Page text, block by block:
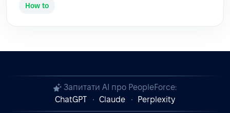
How to
Запитати AI про PeopleForce:
ChatGPT
Claude Perplexity